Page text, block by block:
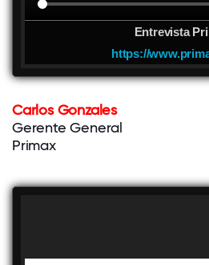
Entrevista
https://
Carlos Gonzales
Gerente General
Primax